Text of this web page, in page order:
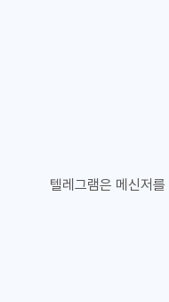
텔레그램은 메신저